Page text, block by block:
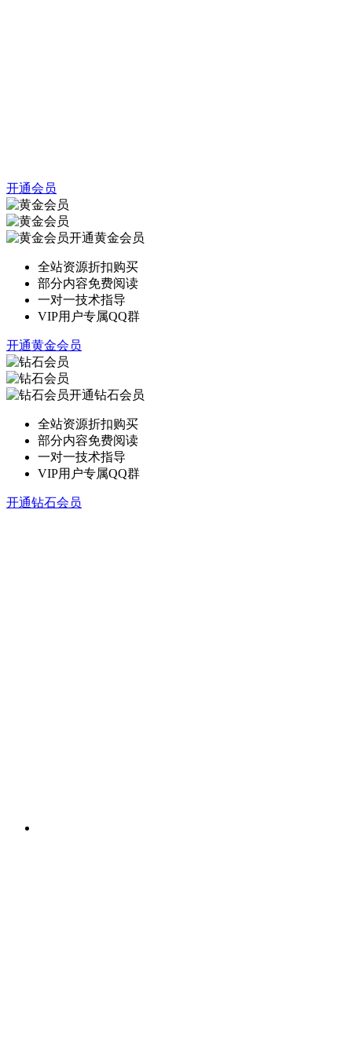
开通会员
开通黄金会员
全站资源折扣购买
部分内容免费阅读
一对一技术指导
VIP用户专属QQ群
开通黄金会员
开通钻石会员
全站资源折扣购买
部分内容免费阅读
一对一技术指导
VIP用户专属QQ群
开通钻石会员